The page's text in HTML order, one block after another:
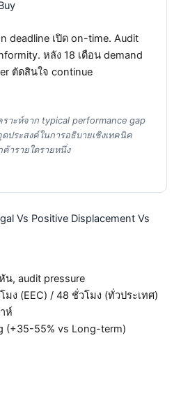
deadline เปิด on-time. Audit
หลัง 18 เดือน demand
ตัดสินใจ continue
ราะห์จาก typical performance gap
ประสงค์ในการอธิบายเชิงเทคนิค
ารายใดรายหนึ่ง
Vs Positive Displacement Vs
น, audit pressure
มง (EEC) / 48 ชั่วโมง (ทั่วประเทศ)
ห์
(+35-55% vs Long-term)